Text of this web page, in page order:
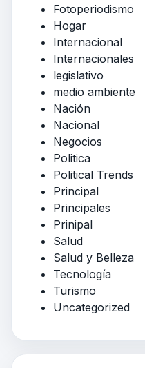
Fotoperiodismo
Hogar
Internacional
Internacionales
legislativo
medio ambiente
Nación
Nacional
Negocios
Politica
Political Trends
Principal
Principales
Prinipal
Salud
Salud y Belleza
Tecnología
Turismo
Uncategorized